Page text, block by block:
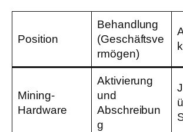
Position
Behandlung
(Geschäftsve
rmögen)
Mining-
Hardware
Aktivierung
und
Abschreibun
g